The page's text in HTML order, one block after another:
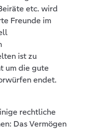
etc. wird
Freunde im
ist zu
um die gute
endet.
rechtliche
Das Vermögen